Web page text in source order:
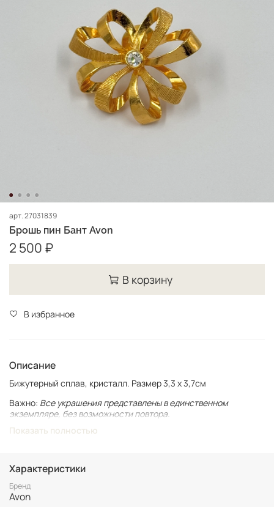
арт.27031839
Брошь пин Бант Avon
2 500 ₽
В корзину
В избранное
Описание
Бижутерный сплав, кристалл. Размер 3,3 х 3,7см
Важно: Все украшения представлены в единственном
экземпляре, без возможности повтора.
Для вашего комфорта у нас нет БРОНИ, украшение
Винтаж не подлежит возврату. Все важные для вас нюансы по
размеру и состоянию уточняйте перед покупкой.
Показать полностью
Характеристики
Бренд
Avon